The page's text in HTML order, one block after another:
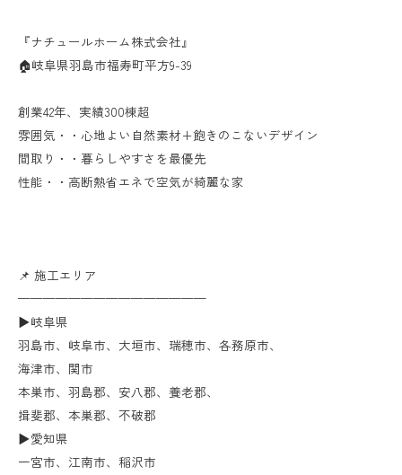
『ナチュールホーム株式会社』
🏠岐阜県羽島市福寿町平方9-39
創業42年、実績300棟超
雰囲気・・心地よい自然素材+飽きのこないデザイン
間取り・・暮らしやすさを最優先
性能・・高断熱省エネで空気が綺麗な家
📌 施工エリア
———————————————
▶︎岐阜県
羽島市、岐阜市、大垣市、瑞穂市、各務原市、
海津市、関市
本巣市、羽島郡、安八郡、養老郡、
揖斐郡、本巣郡、不破郡
▶︎愛知県
一宮市、江南市、稲沢市